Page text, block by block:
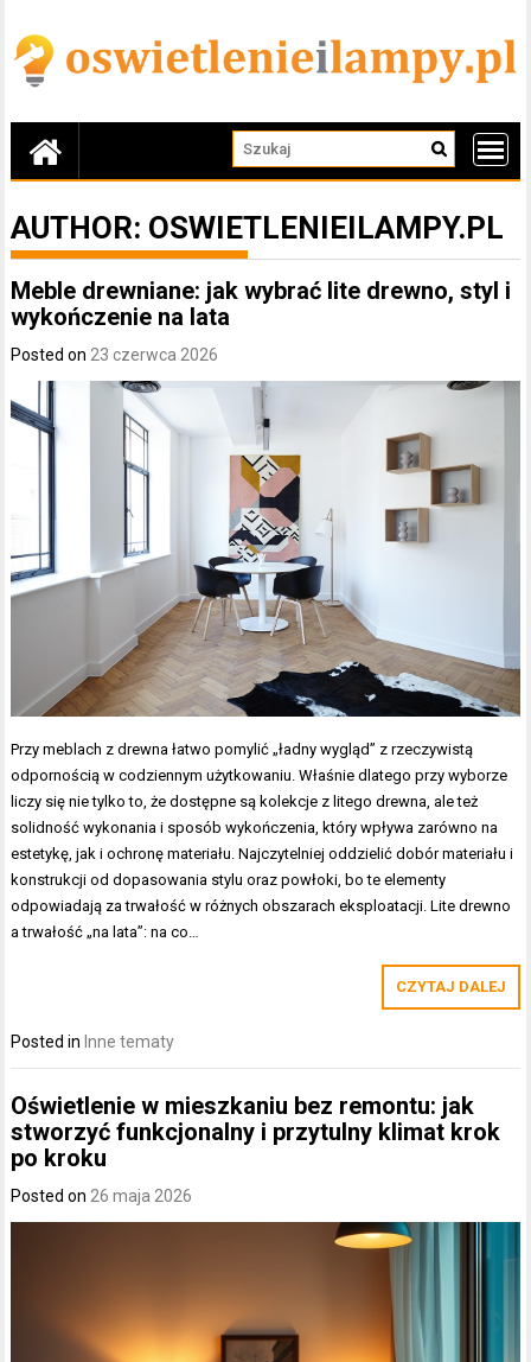
content
AUTHOR: OSWIETLENIEILAMPY.PL
Meble drewniane: jak wybrać lite drewno, styl i
wykończenie na lata
Posted on 23 czerwca 2026
Przy meblach z drewna łatwo pomylić „ładny wygląd” z rzeczywistą
odpornością w codziennym użytkowaniu. Właśnie dlatego przy wyborze
liczy się nie tylko to, że dostępne są kolekcje z litego drewna, ale też
solidność wykonania i sposób wykończenia, który wpływa zarówno na
estetykę, jak i ochronę materiału. Najczytelniej oddzielić dobór materiału i
konstrukcji od dopasowania stylu oraz powłoki, bo te elementy
odpowiadają za trwałość w różnych obszarach eksploatacji. Lite drewno
a trwałość „na lata”: na co…
CZYTAJ DALEJ
Posted in Inne tematy
Oświetlenie w mieszkaniu bez remontu: jak
stworzyć funkcjonalny i przytulny klimat krok
po kroku
Posted on 26 maja 2026